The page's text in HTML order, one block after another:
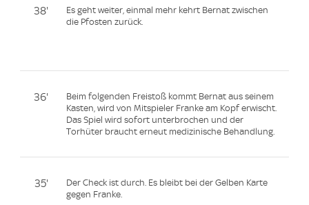
38'
Es geht weiter, einmal mehr kehrt Bernat zwischen
die Pfosten zurück.
36'
Beim folgenden Freistoß kommt Bernat aus seinem
Kasten, wird von Mitspieler Franke am Kopf erwischt.
Das Spiel wird sofort unterbrochen und der
Torhüter braucht erneut medizinische Behandlung.
35'
Der Check ist durch. Es bleibt bei der Gelben Karte
gegen Franke.